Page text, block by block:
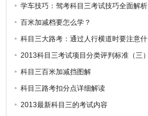
学车技巧：驾考科目三考试技巧全面解析
百米加减档要怎么学？
科目三大路考：通过人行横道时要注意什
2013科目三考试项目分类评判标准（三）
科目三百米加减挡图解
科目三路考扣分点详细解读
2013最新科目三的考试内容